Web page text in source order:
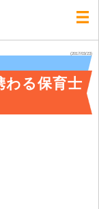
(2017/03/23)
わる保育士